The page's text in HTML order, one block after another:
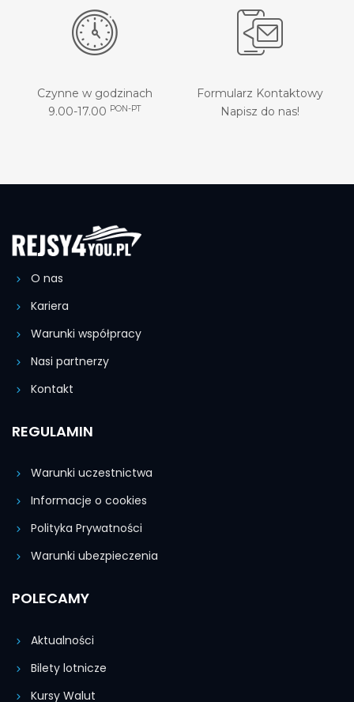
Czynne w godzinach
9.00-17.00 PON-PT
Formularz Kontaktowy
Napisz do nas!
O nas
Kariera
Warunki współpracy
Nasi partnerzy
Kontakt
REGULAMIN
Warunki uczestnictwa
Informacje o cookies
Polityka Prywatności
Warunki ubezpieczenia
POLECAMY
Aktualności
Bilety lotnicze
Kursy Walut